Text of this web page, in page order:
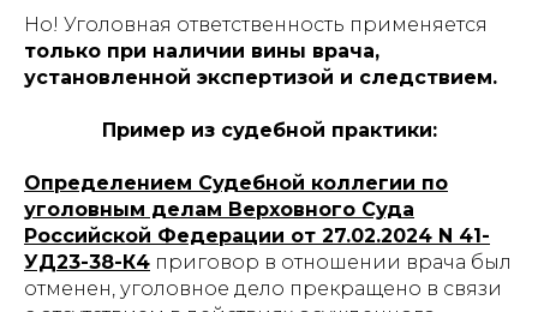
Но! Уголовная ответственность применяется
только при наличии вины врача,
установленной экспертизой и следствием.
Пример из судебной практики:
Определением Судебной коллегии по
уголовным делам Верховного Суда
Российской Федерации от 27.02.2024 N 41-
УД23-38-К4 приговор в отношении врача был
отменен, уголовное дело прекращено в связи